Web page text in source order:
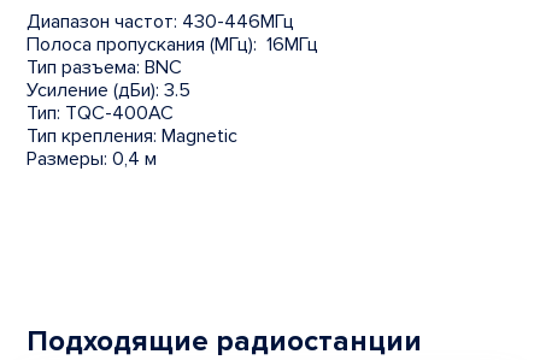
Диапазон частот: 430-446МГц
Полоса пропускания (МГц): 16МГц
Тип разъема: BNC
Усиление (дБи): 3.5
Тип: TQC-400АС
Тип крепления: Magnetic
Размеры: 0,4 м
Подходящие радиостанции